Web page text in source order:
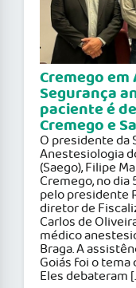
Cremego em
Segurança
paciente é
Cremego e
O presidente da
Anestesiologia
(Saego), Filipe
Cremego, no
pelo presidente
diretor de
Carlos de
médico
Braga. A
Goiás foi o
Eles debateram